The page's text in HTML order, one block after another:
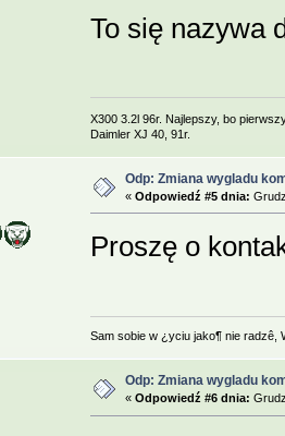
To się nazywa
X300 3.2l 96r. Najlepszy, bo
Daimler XJ 40, 91r.
Odp: Zmiana wygladu
« Odpowiedź #5 dnia:
Proszę o
Sam sobie w ¿yciu jako¶ nie radzê,
Odp: Zmiana wygladu
« Odpowiedź #6 dnia: